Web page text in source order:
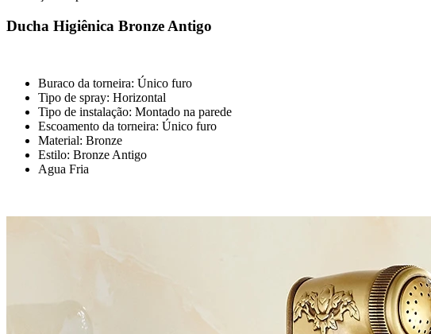
Ducha Higiênica Bronze Antigo
Buraco da torneira: Único furo
Tipo de spray: Horizontal
Tipo de instalação: Montado na parede
Escoamento da torneira: Único furo
Material: Bronze
Estilo: Bronze Antigo
Agua Fria